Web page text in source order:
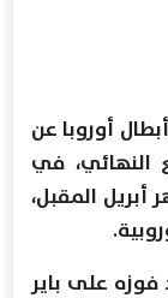
الـ16 من دوري أبطال أوروبا عن
النهائي، في
أبريل المقبل،
على باير